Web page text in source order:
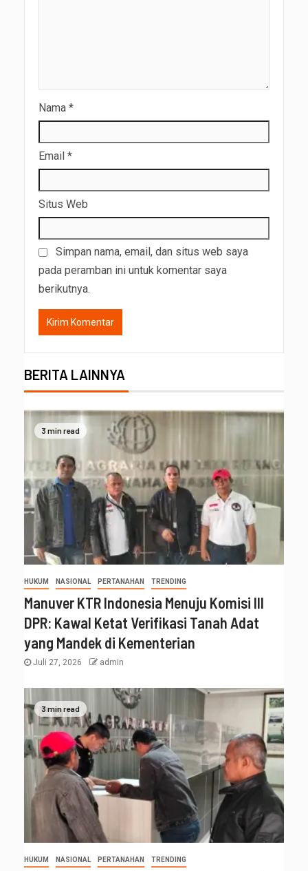
Nama *
Email *
Situs Web
Simpan nama, email, dan situs web saya
pada peramban ini untuk komentar saya
berikutnya.
BERITA LAINNYA
3 min read
HUKUM NASIONAL PERTANAHAN TRENDING
Manuver KTR Indonesia Menuju Komisi III
DPR: Kawal Ketat Verifikasi Tanah Adat
yang Mandek di Kementerian
Juli 27, 2026 admin
3 min read
HUKUM NASIONAL PERTANAHAN TRENDING